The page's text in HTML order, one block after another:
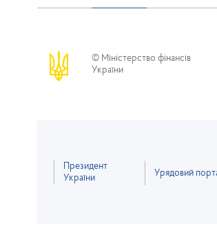
© Міністерство фінансів
України
Президент
України
Урядовий